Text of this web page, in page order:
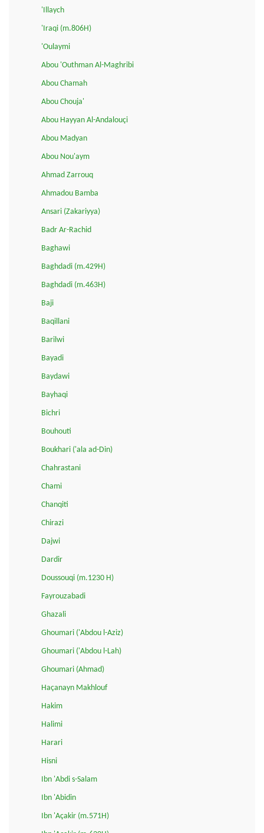
'Illaych
'Iraqi (m.806H)
'Oulaymi
Abou 'Outhman Al-Maghribi
Abou Chamah
Abou Chouja'
Abou Hayyan Al-Andalouçi
Abou Madyan
Abou Nou'aym
Ahmad Zarrouq
Ahmadou Bamba
Ansari (Zakariyya)
Badr Ar-Rachid
Baghawi
Baghdadi (m.429H)
Baghdadi (m.463H)
Baji
Baqillani
Barilwi
Bayadi
Baydawi
Bayhaqi
Bichri
Bouhouti
Boukhari ('ala ad-Din)
Chahrastani
Chami
Chanqiti
Chirazi
Dajwi
Dardir
Doussouqi (m.1230 H)
Fayrouzabadi
Ghazali
Ghoumari ('Abdou l-Aziz)
Ghoumari ('Abdou l-Lah)
Ghoumari (Ahmad)
Haçanayn Makhlouf
Hakim
Halimi
Harari
Hisni
Ibn 'Abdi s-Salam
Ibn 'Abidin
Ibn 'Açakir (m.571H)